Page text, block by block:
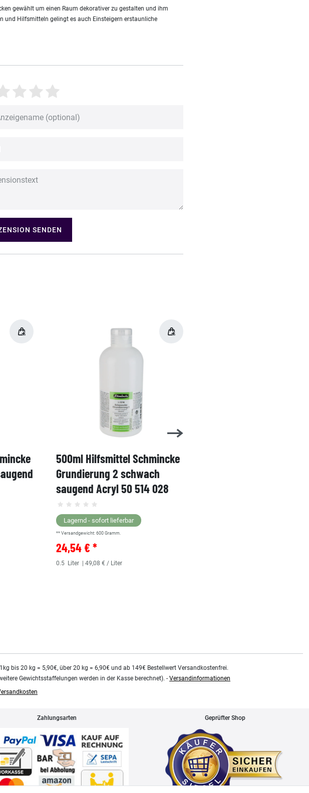
gewählt um einen Raum dekorativer zu gestalten und ihm
und Hilfsmitteln gelingt es auch Einsteigern erstaunliche
SENDEN
500ml Hilfsmittel Schmincke
Grundierung 2 schwach
saugend Acryl 50 514 028
Lagernd - sofort lieferbar
** Versandgewicht:600 Gramm.
24,54 € *
0.5 Liter | 49,08 € / Liter
bis 20 kg = 5,90€, über 20 kg = 6,90€ und ab 149€ Bestellwert Versandkostenfrei.
Gewichtsstaffelungen werden in der Kasse berechnet). - Versandinformationen
Zahlungsarten Geprüfter Shop